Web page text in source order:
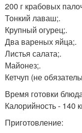
200 г крабовых
Тонкий лаваш;.
Крупный огурец;.
Два вареных яйца;.
Листья салата;.
Майонез;.
Кетчуп (не
Время готовки
Калорийность - 140
Приготовление: